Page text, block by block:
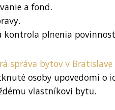
a fond.
kontrola plnenia
správa bytov v Bratislave
osoby upovedomí o
vlastníkovi bytu.